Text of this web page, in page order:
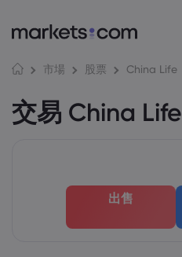
市場 股票 China Life
交易 China Life
出售